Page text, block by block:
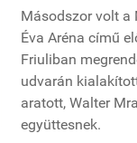
Másodszor volt a
Éva Aréna című
Friuliban
udvarán
aratott, Walter
együttesnek.